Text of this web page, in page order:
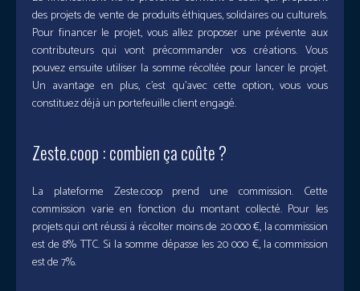
des projets de vente de produits éthiques, solidaires ou culturels.
Pour financer le projet, vous allez proposer une prévente aux
contributeurs qui vont précommander vos créations. Vous
pouvez ensuite utiliser la somme récoltée pour lancer le projet.
Un avantage en plus, c’est qu’avec cette option, vous vous
constituez déjà un portefeuille client engagé.
Zeste.coop : combien ça coûte ?
La plateforme Zeste.coop prend une commission. Cette
commission varie en fonction du montant collecté. Pour les
projets qui ont réussi à récolter moins de 20 000 €, la commission
est de 8% TTC. Si la somme dépasse les 20 000 €, la commission
est de 7%.